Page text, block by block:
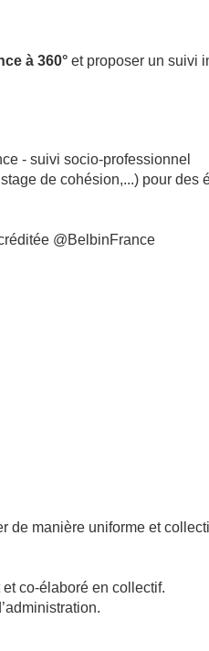
à 360° et proposer un suivi
- suivi socio-professionnel
de cohésion,...) pour des
@BelbinFrance
de manière uniforme et
co-élaboré en collectif.